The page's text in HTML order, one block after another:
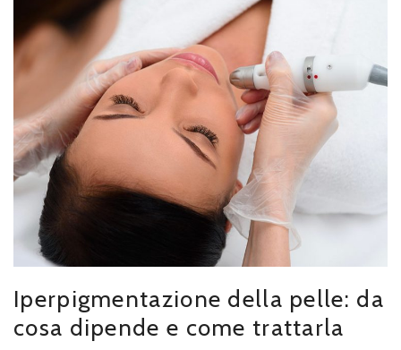
Iperpigmentazione della pelle: da
cosa dipende e come trattarla